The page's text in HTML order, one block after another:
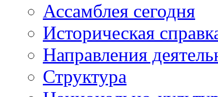
Ассамблея сегодня
Историческая
Направления
Структура